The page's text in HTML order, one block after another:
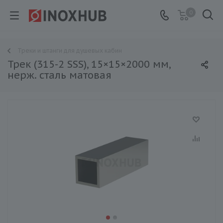
0
Трек (315-2 SSS), 15×15×2000 мм,
нерж. сталь матовая